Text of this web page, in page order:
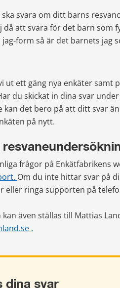
svara om ditt barns
då att svara för det barn som
form så är det barnets jag
ut ett gäng nya enkäter samt
du skickat in dina svar
kan det bero på att ditt svar
på nytt.
Om du inte hittar svar på
eller ringa supporten på
.
dina svar